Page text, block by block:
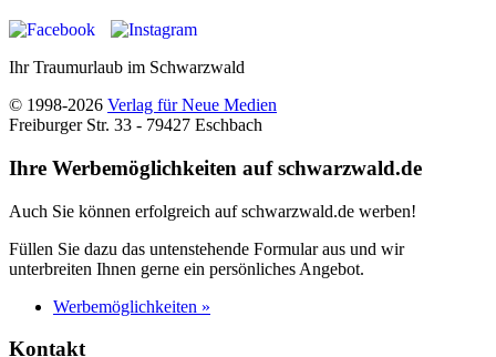
Ihr Traumurlaub im Schwarzwald
© 1998-2026 Verlag für Neue Medien
Freiburger Str. 33 - 79427 Eschbach
Ihre Werbemöglichkeiten auf schwarzwald.de
Auch Sie können erfolgreich auf schwarzwald.de werben!
Füllen Sie dazu das untenstehende Formular aus und wir
unterbreiten Ihnen gerne ein persönliches Angebot.
Werbemöglichkeiten »
Kontakt